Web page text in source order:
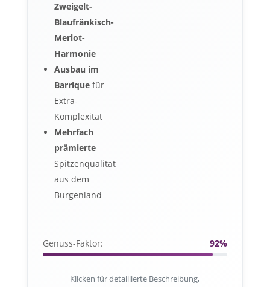
Zweigelt-
Blaufränkisch-
Merlot-
Harmonie
Ausbau im
Barriquefür
Extra-
Komplexität
Mehrfach
prämierte
Spitzenqualität
aus dem
Burgenland
Genuss-Faktor: 92%
Klicken für detaillierte Beschreibung,